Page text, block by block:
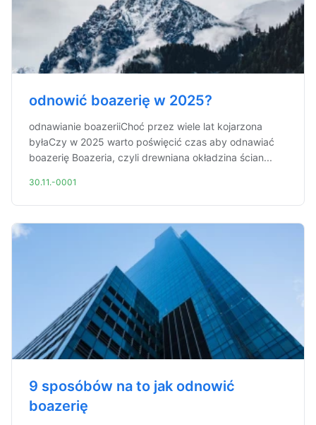
odnowić boazerię w 2025?
odnawianie boazeriiChoć przez wiele lat kojarzona
byłaCzy w 2025 warto poświęcić czas aby odnawiać
boazerię Boazeria, czyli drewniana okładzina ścian...
30.11.-0001
9 sposóbów na to jak odnowić
boazerię